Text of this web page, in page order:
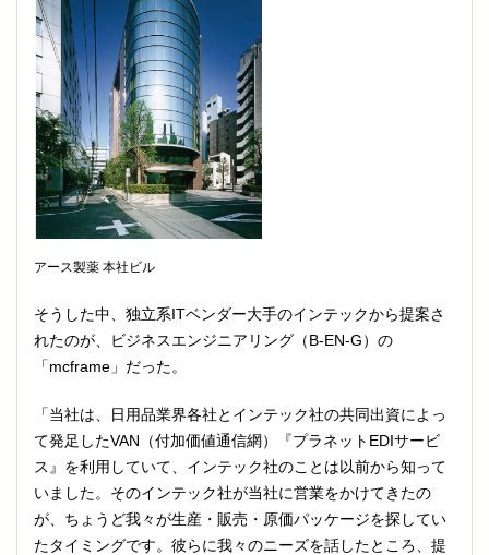
アース製薬 本社ビル
そうした中、独立系ITベンダー大手のインテックから提案さ
れたのが、ビジネスエンジニアリング（B-EN-G）の
「mcframe」だった。
「当社は、日用品業界各社とインテック社の共同出資によっ
て発足したVAN（付加価値通信網）『プラネットEDIサービ
ス』を利用していて、インテック社のことは以前から知って
いました。そのインテック社が当社に営業をかけてきたの
が、ちょうど我々が生産・販売・原価パッケージを探してい
たタイミングです。彼らに我々のニーズを話したところ、提